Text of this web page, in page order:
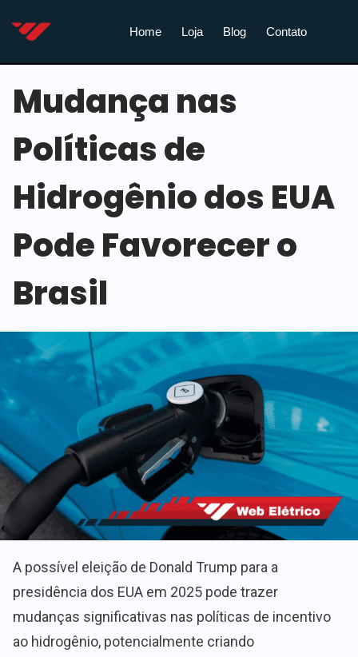
Home Loja Blog Contato
Mudança nas
Políticas de
Hidrogênio dos EUA
Pode Favorecer o
Brasil
A possível eleição de Donald Trump para a
presidência dos EUA em 2025 pode trazer
mudanças significativas nas políticas de incentivo
ao hidrogênio, potencialmente criando